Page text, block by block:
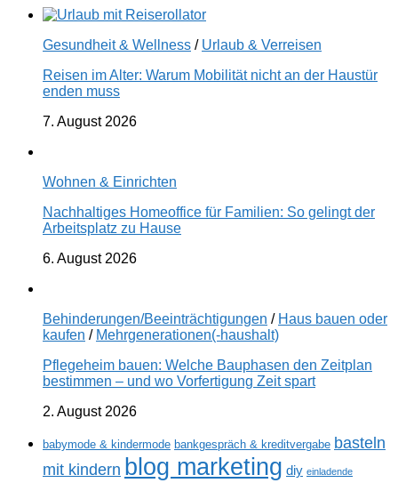
Gesundheit & Wellness / Urlaub & Verreisen
Reisen im Alter: Warum Mobilität nicht an der Haustür
enden muss
7. August 2026
Wohnen & Einrichten
Nachhaltiges Homeoffice für Familien: So gelingt der
Arbeitsplatz zu Hause
6. August 2026
Behinderungen/Beeinträchtigungen / Haus bauen oder
kaufen / Mehrgenerationen(-haushalt)
Pflegeheim bauen: Welche Bauphasen den Zeitplan
bestimmen – und wo Vorfertigung Zeit spart
2. August 2026
babymode & kindermode bankgespräch & kreditvergabe basteln
mit kindern blog marketing diy einladende